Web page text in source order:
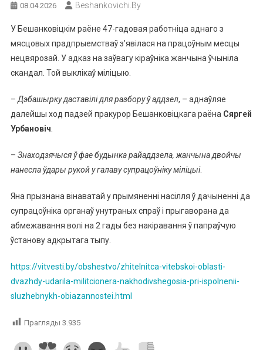
08.04.2026 Beshankovichi.by
У Бешанковіцкім раёне 47-гадовая работніца аднаго з
мясцовых прадпрыемстваў з’явілася на працоўным месцы
нецвярозай. У адказ на заўвагу кіраўніка жанчына ўчыніла
скандал. Той выклікаў міліцыю.
– Дэбашырку даставілі для разбору ў аддзел, – аднаўляе
далейшы ход падзей пракурор Бешанковіцкага раёна Сяргей
Урбановіч
– Знаходзячыся ў фае будынка райаддзела, жанчына двойчы
нанесла ўдары рукой у галаву супрацоўніку міліцыі.
Яна прызнана вінаватай у прымяненні насілля ў дачыненні да
супрацоўніка органаў унутраных спраў і прыгаворана да
абмежавання волі на 2 гады без накіравання ў папраўчую
ўстанову адкрытага тыпу.
https://vitvesti.by/obshestvo/zhitelnitca-vitebskoi-oblasti-
dvazhdy-udarila-militcionera-nakhodivshegosia-pri-ispolnenii-
sluzhebnykh-obiazannostei.html
Прагляды 3.935